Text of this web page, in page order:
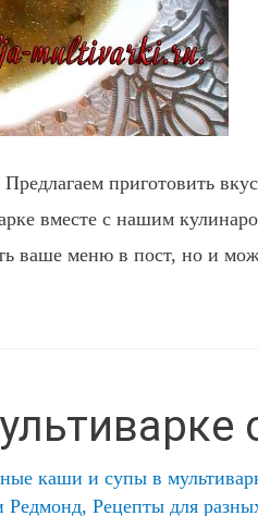
Предлагаем приготовить
вместе с нашим
ваше меню в пост, но и
каши и супы в
Редмонд, Рецепты для